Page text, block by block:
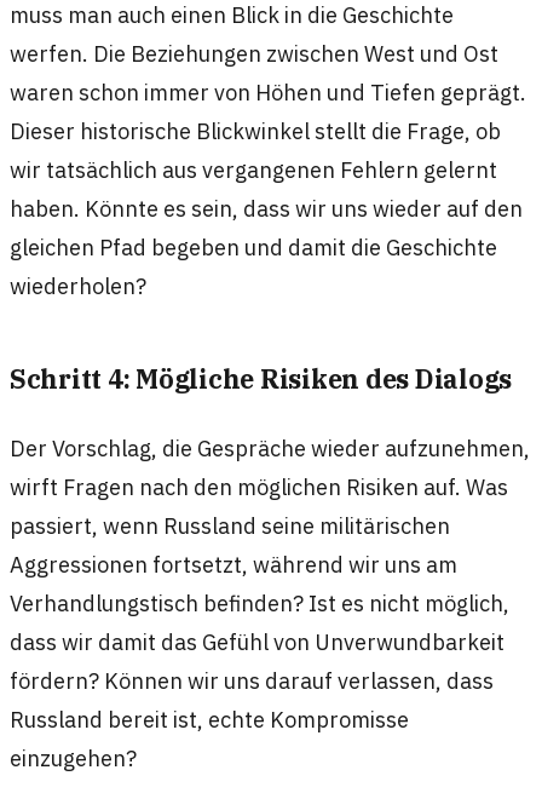
muss man auch einen Blick in die Geschichte
werfen. Die Beziehungen zwischen West und Ost
waren schon immer von Höhen und Tiefen geprägt.
Dieser historische Blickwinkel stellt die Frage, ob
wir tatsächlich aus vergangenen Fehlern gelernt
haben. Könnte es sein, dass wir uns wieder auf den
gleichen Pfad begeben und damit die Geschichte
wiederholen?
Schritt 4: Mögliche Risiken des Dialogs
Der Vorschlag, die Gespräche wieder aufzunehmen,
wirft Fragen nach den möglichen Risiken auf. Was
passiert, wenn Russland seine militärischen
Aggressionen fortsetzt, während wir uns am
Verhandlungstisch befinden? Ist es nicht möglich,
dass wir damit das Gefühl von Unverwundbarkeit
fördern? Können wir uns darauf verlassen, dass
Russland bereit ist, echte Kompromisse
einzugehen?